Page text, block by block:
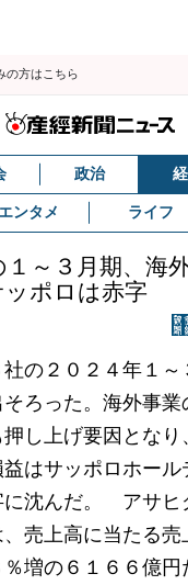
の方はこちら
政治
エンタメ ライフ
１～３月期、海
ポロは赤字
の２０２４年１～
ろった。海外事業
し上げ要因となり
はサッポロホール
に沈んだ。 アサヒ
売上高に当たる売
％増の６１６６億